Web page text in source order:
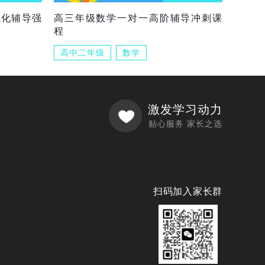
辅导强
高三年级数学一对一高阶辅导冲刺课
程
高中二年级 数学
激发学习动力
贴心服务 家长之选
扫码加入家长群